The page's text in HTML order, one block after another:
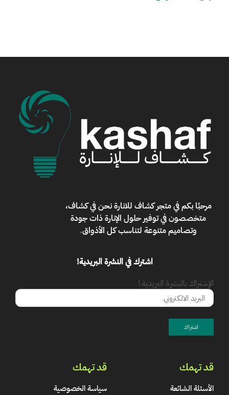
مرحبًا بكم فيمتجر كشاف للانارةنحن في كشاف،
متخصصون في توفير حلول الإنارة ذات جودة
وتصاميم متنوعة لتناسب كل الأذواق.
اشترك في النشرة البريدية!
الإشتراك بالنشرة البريدية.!
قد تهمك
الأسئلة الشائعة
قد تهمك
سياسة الخصوصية